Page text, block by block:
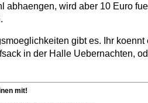
abhaengen, wird aber 10 Euro
gibt es. Ihr koennt
in der Halle Uebernachten,
mit!